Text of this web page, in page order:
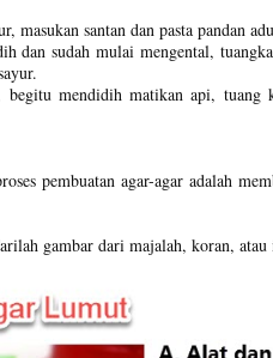
masukan santan dan pasta pandan
dan sudah mulai mengental,
begitu mendidih matikan api, tuang
pembuatan agar-agar adalah
gambar dari majalah, koran, atau